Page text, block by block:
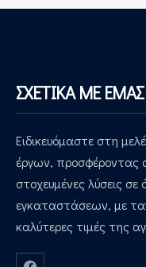
ΣΧΕΤΙΚΑ ΜΕ ΕΜΑΣ
Ειδικευόμαστε στη
έργων, προσφέροντας
στοχευμένες λύσεις
εγκαταστάσεων, με
καλύτερες τιμές της